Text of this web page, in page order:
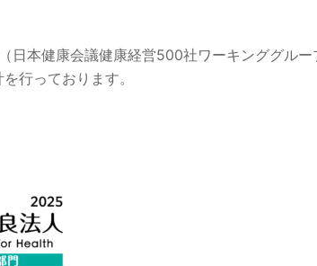
日本健康会議健康経営500社ワーキンググルー
行っております。